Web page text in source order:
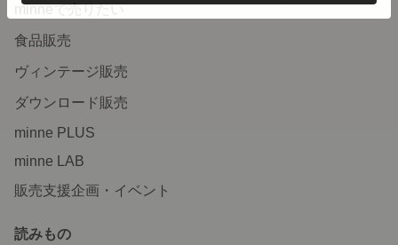
minneで売りたい
食品販売
ヴィンテージ販売
ダウンロード販売
minne PLUS
minne LAB
販売支援企画・イベント
読みもの